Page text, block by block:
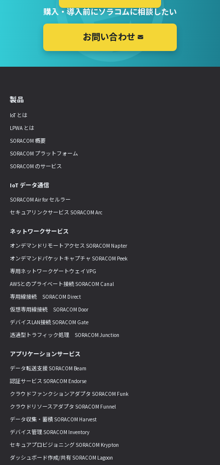
購入・導入前にソラコムに相談したい
お問い合わせ
製品
IoT とは
LPWA とは
SORACOM 概要
SORACOM プラットフォーム
SORACOM のサービス
IoT データ通信
SORACOM Air for セルラー
セキュアリンクサービス SORACOM Arc
ネットワークサービス
オンデマンドリモートアクセス SORACOM Napter
オンデマンドパケットキャプチャ SORACOM Peek
専用ネットワークゲートウェイ VPG
AWSとのプライベート接続 SORACOM Canal
専用線接続 SORACOM Direct
仮想専用線接続 SORACOM Door
デバイスLAN接続 SORACOM Gate
透過型トラフィック処理 SORACOM Junction
アプリケーションサービス
データ転送支援 SORACOM Beam
認証サービス SORACOM Endorse
クラウドファンクションアダプタ SORACOM Funk
クラウドリソースアダプタ SORACOM Funnel
データ収集・蓄積 SORACOM Harvest
デバイス管理 SORACOM Inventory
セキュアプロビジョニング SORACOM Krypton
ダッシュボード作成/共有 SORACOM Lagoon